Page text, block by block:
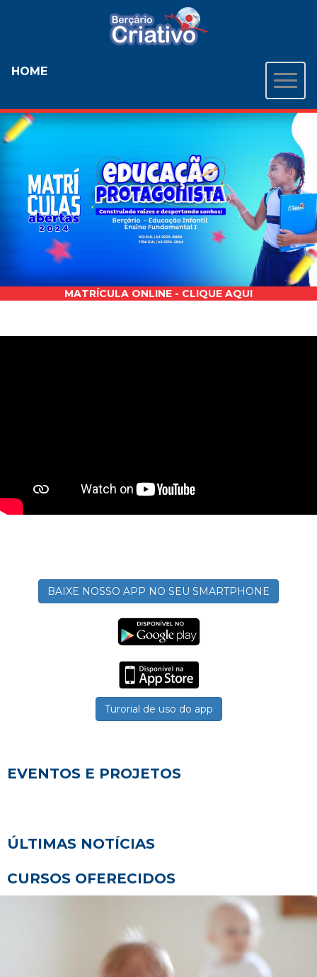
HOME
MATRÍCULA ONLINE - CLIQUE AQUI
BAIXE NOSSO APP NO SEU SMARTPHONE
Turorial de uso do app
EVENTOS E PROJETOS
ÚLTIMAS NOTÍCIAS
CURSOS OFERECIDOS